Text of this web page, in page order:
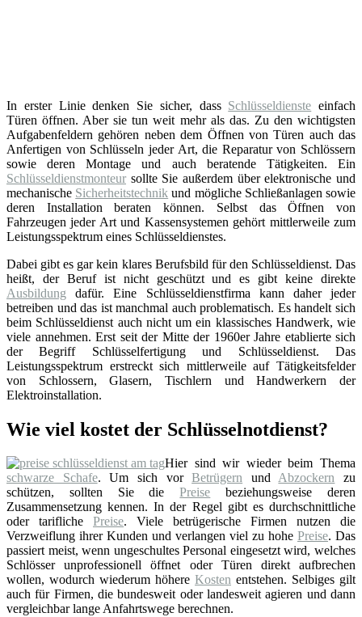
In erster Linie denken Sie sicher, dass Schlüsseldienste einfach
Türen öffnen. Aber sie tun weit mehr als das. Zu den wichtigsten
Aufgabenfeldern gehören neben dem Öffnen von Türen auch das
Anfertigen von Schlüsseln jeder Art, die Reparatur von Schlössern
sowie deren Montage und auch beratende Tätigkeiten. Ein
Schlüsseldienstmonteur sollte Sie außerdem über elektronische und
mechanische Sicherheitstechnik und mögliche Schließanlagen sowie
deren Installation beraten können. Selbst das Öffnen von
Fahrzeugen jeder Art und Kassensystemen gehört mittlerweile zum
Leistungsspektrum eines Schlüsseldienstes.
Dabei gibt es gar kein klares Berufsbild für den Schlüsseldienst. Das
heißt, der Beruf ist nicht geschützt und es gibt keine direkte
Ausbildung dafür. Eine Schlüsseldienstfirma kann daher jeder
betreiben und das ist manchmal auch problematisch. Es handelt sich
beim Schlüsseldienst auch nicht um ein klassisches Handwerk, wie
viele annehmen. Erst seit der Mitte der 1960er Jahre etablierte sich
der Begriff Schlüsselfertigung und Schlüsseldienst. Das
Leistungsspektrum erstreckt sich mittlerweile auf Tätigkeitsfelder
von Schlossern, Glasern, Tischlern und Handwerkern der
Elektroinstallation.
Wie viel kostet der Schlüsselnotdienst?
Hier sind wir wieder beim Thema
schwarze Schafe. Um sich vorBetrügern undAbzockern zu
schützen, sollten Sie diePreise beziehungsweise deren
Zusammensetzung kennen. In der Regel gibt es durchschnittliche
oder tarifliche Preise. Viele betrügerische Firmen nutzen die
Verzweiflung ihrer Kunden und verlangen viel zu hohe Preise. Das
passiert meist, wenn ungeschultes Personal eingesetzt wird, welches
Schlösser unprofessionell öffnet oder Türen direkt aufbrechen
wollen, wodurch wiederum höhere Kosten entstehen. Selbiges gilt
auch für Firmen, die bundesweit oder landesweit agieren und dann
vergleichbar lange Anfahrtswege berechnen.